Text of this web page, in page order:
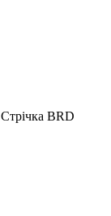
Стрічка BRD